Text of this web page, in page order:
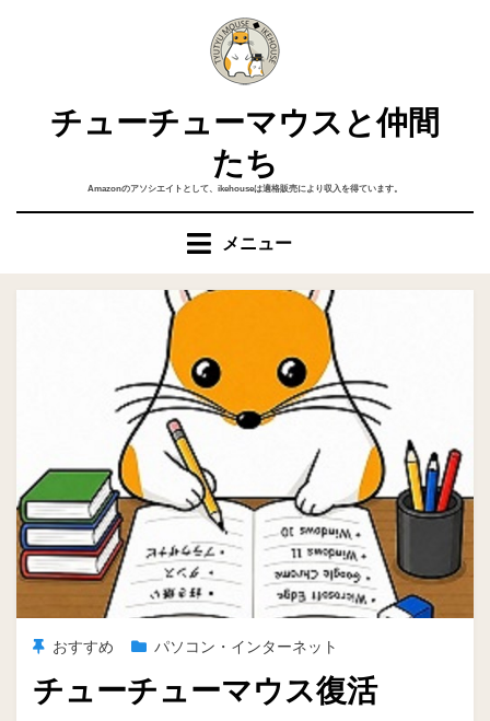
チューチューマウスと仲間
たち
Amazonのアソシエイトとして、ikehouseは適格販売により収入を得ています。
メニュー
おすすめ パソコン・インターネット
チューチューマウス復活